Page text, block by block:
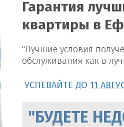
Гарантия
квартиры в
"Лучшие условия
обслуживания как в
УСПЕВАЙТЕ ДО 11
"БУДЕТЕ